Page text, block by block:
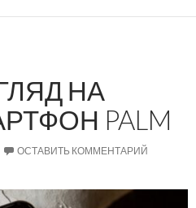
НА
PALM
ОСТАВИТЬ КОММЕНТАРИЙ